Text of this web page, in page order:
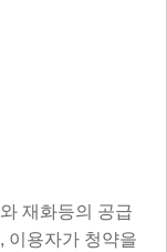
재화등의 공급
이용자가 청약을